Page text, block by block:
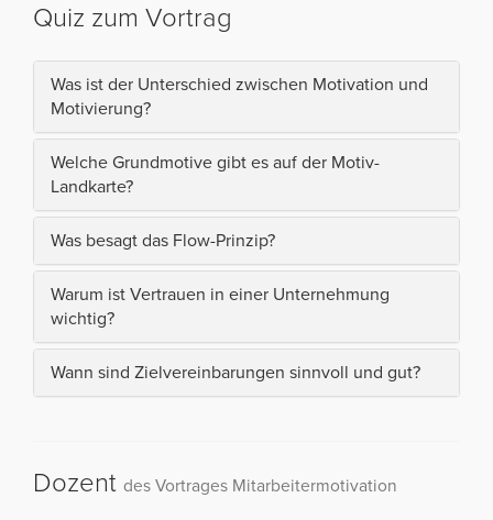
Quiz zum Vortrag
Was ist der Unterschied zwischen Motivation und
Motivierung?
Welche Grundmotive gibt es auf der Motiv-
Landkarte?
Was besagt das Flow-Prinzip?
Warum ist Vertrauen in einer Unternehmung
wichtig?
Wann sind Zielvereinbarungen sinnvoll und gut?
Dozent des Vortrages Mitarbeitermotivation